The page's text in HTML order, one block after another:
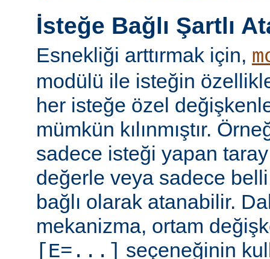
İsteğe Bağlı Şartlı
Esnekliği arttırmak için,
modülü ile isteğin
her isteğe özel
mümkün kılınmıştır.
sadece isteği yapan
değerle veya sadece belli
bağlı olarak atanabilir.
mekanizma, ortam
[E=...] seçeneğinin